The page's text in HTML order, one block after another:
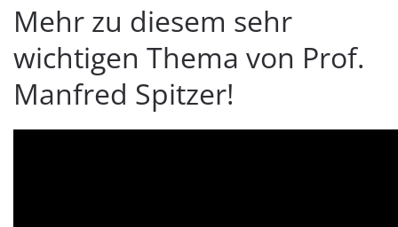
Mehr zu diesem sehr
wichtigen Thema von Prof.
Manfred Spitzer!